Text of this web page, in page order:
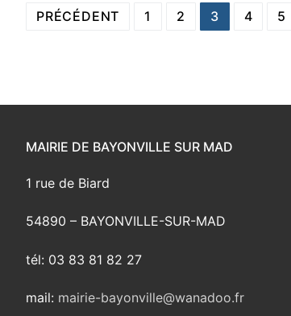
Navigation
PRÉCÉDENT 1 2 3 4 5
MAIRIE DE BAYONVILLE SUR MAD
1 rue de Biard
54890 – BAYONVILLE-SUR-MAD
tél: 03 83 81 82 27
mail: mairie-bayonville@wanadoo.fr